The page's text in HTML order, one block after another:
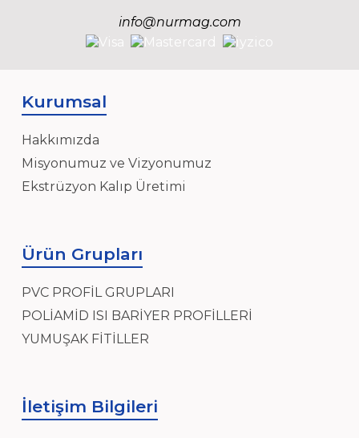
info@nurmag.com
Kurumsal
Hakkımızda
Misyonumuz ve Vizyonumuz
Ekstrüzyon Kalıp Üretimi
Ürün Grupları
PVC PROFİL GRUPLARI
POLİAMİD ISI BARİYER PROFİLLERİ
YUMUŞAK FİTİLLER
İletişim Bilgileri